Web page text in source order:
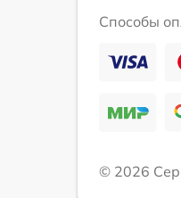
Способы
© 2026